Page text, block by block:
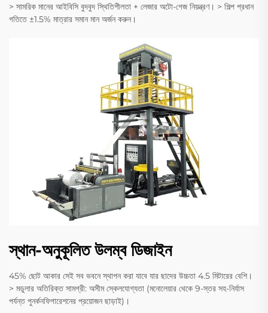
> সামরিক মানের আইবিসি বুদবুদ স্থিতিশীলতা + লেজার অটো-গেজ নিয়ন্ত্রণ। > শিল্প প্রধান
গতিতে ±1.5% মাত্রার সমান মান অর্জন করুন।
স্থান-অনুকূলিত উলম্ব ডিজাইন
45% ছোট আকার সেই সব ভবনে স্থাপন করা যাবে যার ছাদের উচ্চতা 4.5 মিটারের বেশি।
> মডুলার অতিরিক্ত সামগ্রী: অসীম স্কেলযোগ্যতা (মনোলেয়ার থেকে 9-স্তর সহ-নির্যাস
পর্যন্ত পুনর্কনফিগারেশনের প্রয়োজন ছাড়াই)।